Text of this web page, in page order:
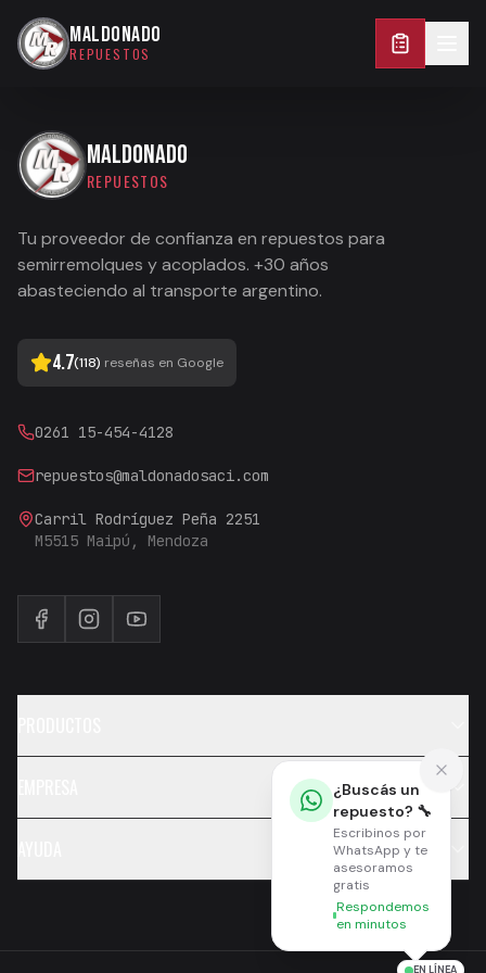
0261 15-454-4128
MALDONADO
REPUESTOS
MALDONADO
REPUESTOS
Tu proveedor de confianza en repuestos para
semirremolques y acoplados. +30 años
abasteciendo al transporte argentino.
4.7(118) reseñas en Google
0261 15-454-4128
repuestos@maldonadosaci.com
Carril Rodríguez Peña 2251
M5515 Maipú, Mendoza
¿Buscás un
repuesto? 🔧
Escribinos por
WhatsApp y te
asesoramos
gratis
Respondemos
en minutos
EN LÍNEA